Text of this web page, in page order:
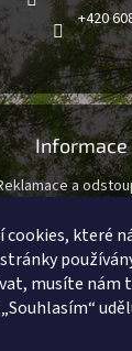
cookies, které
musíte nám
+420
Informace
a
Podmínky ochrany